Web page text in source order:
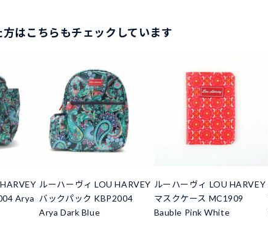
はこちらもチェックしています
Arya
ルーハーヴィ LOU HARVEY
バックパック KBP2004
Arya Dark Blue
ルーハーヴィ LOU HARVEY
マスクケース MC1909
Bauble Pink White